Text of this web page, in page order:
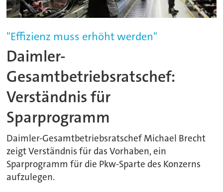
"Effizienz muss erhöht werden"
Daimler-
Gesamtbetriebsratschef:
Verständnis für
Sparprogramm
Daimler-Gesamtbetriebsratschef Michael Brecht
zeigt Verständnis für das Vorhaben, ein
Sparprogramm für die Pkw-Sparte des Konzerns
aufzulegen.